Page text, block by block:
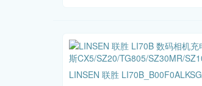
LINSEN 联胜 LI70B_B00F0ALKSG